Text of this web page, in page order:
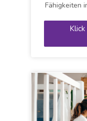
Fähigkeiten